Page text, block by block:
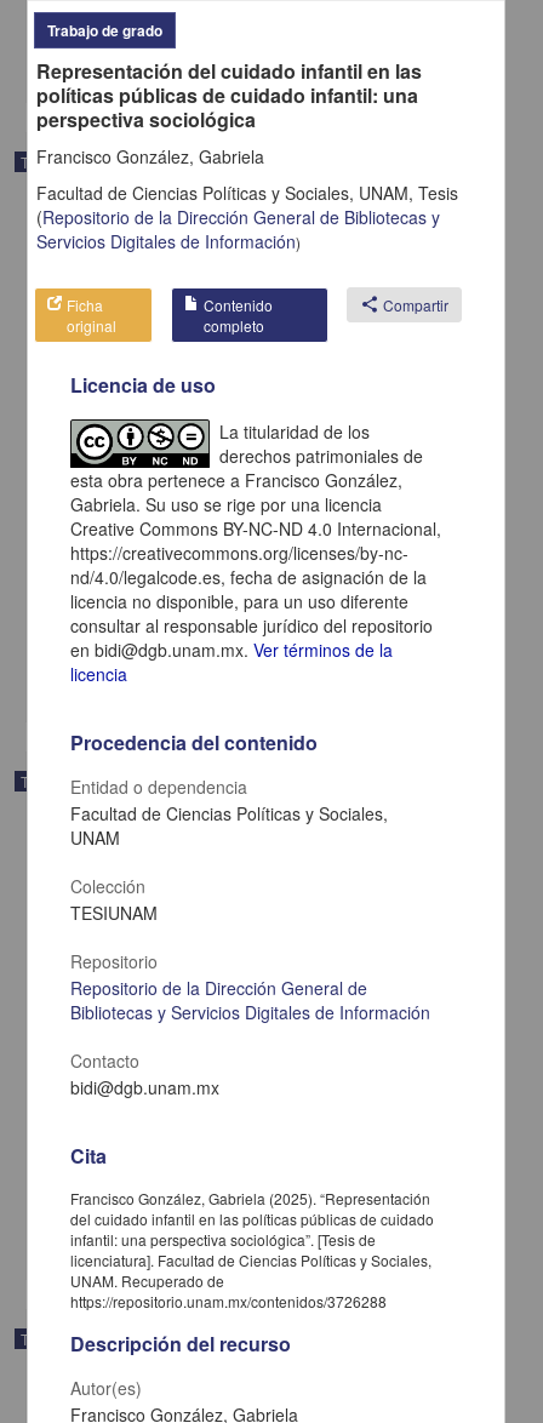
Medicina y Ciencias de la Salud
Trabajo de grado
"Identificar la relación que existe entre la inteligencia emocional y la
adicción a las redes sociales en adolescentes entre 12 a 15 años
de la Escuela Secundaria Técnica No. 174 "Ignacio Manuel
Altamirano", en la zona de Ecatepec"
Hernández Heras, Johana
Ciencias Sociales y Económicas,Medicina y Ciencias de la Salud
Trabajo de grado
Castañeda Ceballos, Jorge Guillermo; Said Contreras Dafne
Medicina y Ciencias de la Salud
Trabajo de grado
Trabajo de grado
Representación del cuidado infantil en las
políticas públicas de cuidado infantil: una
perspectiva sociológica
Francisco González, Gabriela
Facultad de Ciencias Políticas y Sociales, UNAM, Tesis
(Repositorio de la Dirección General de Bibliotecas y
Servicios Digitales de Información)
Ficha
original
Contenido
completo
share Compartir
Licencia de uso
La titularidad de los
derechos patrimoniales de
esta obra pertenece a Francisco González,
Gabriela. Su uso se rige por una licencia
Creative Commons BY-NC-ND 4.0 Internacional,
https://creativecommons.org/licenses/by-nc-
nd/4.0/legalcode.es, fecha de asignación de la
licencia no disponible, para un uso diferente
consultar al responsable jurídico del repositorio
en bidi@dgb.unam.mx.Ver términos de la
licencia
Procedencia del contenido
Entidad o dependencia
Facultad de Ciencias Políticas y Sociales,
UNAM
Colección
TESIUNAM
Repositorio
Repositorio de la Dirección General de
Bibliotecas y Servicios Digitales de Información
Contacto
bidi@dgb.unam.mx
Cita
Francisco González, Gabriela (2025). “Representación
del cuidado infantil en las políticas públicas de cuidado
infantil: una perspectiva sociológica”. [Tesis de
licenciatura]. Facultad de Ciencias Políticas y Sociales,
UNAM. Recuperado de
https://repositorio.unam.mx/contenidos/3726288
Descripción del recurso
Autor(es)
Francisco González, Gabriela